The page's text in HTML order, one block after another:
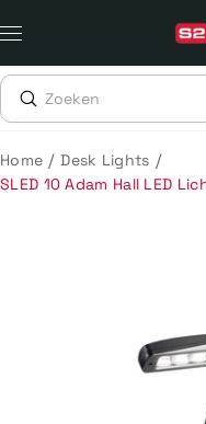
naar
content
Home / Desk Lights /
SLED 10 Adam Hall LED